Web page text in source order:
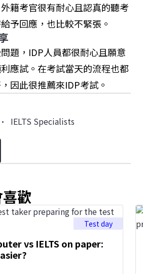
籍考官很有耐心且認真的聽考
予回應，也比較不緊張。
題，IDP人員都很耐心且願意
應試。在考試當天的流程也都
因此很推薦來IDP考試。
•
IELTS Specialists
歡
Test day
vs IELTS on paper: